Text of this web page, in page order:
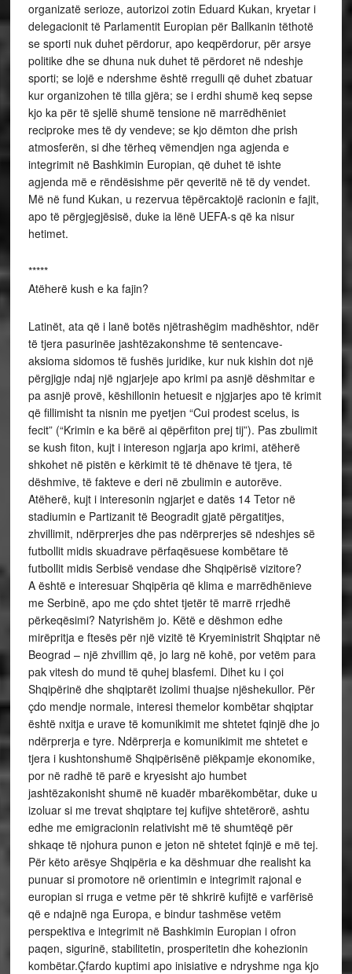
organizatë serioze, autorizoi zotin Eduard Kukan, kryetar i
delegacionit të Parlamentit Europian për Ballkanin tëthotë
se sporti nuk duhet përdorur, apo keqpërdorur, për arsye
politike dhe se dhuna nuk duhet të përdoret në ndeshje
sporti; se lojë e ndershme është rregulli që duhet zbatuar
kur organizohen të tilla gjëra; se i erdhi shumë keq sepse
kjo ka për të sjellë shumë tensione në marrëdhëniet
reciproke mes të dy vendeve; se kjo dëmton dhe prish
atmosferën, si dhe tërheq vëmendjen nga agjenda e
integrimit në Bashkimin Europian, që duhet të ishte
agjenda më e rëndësishme për qeveritë në të dy vendet.
Më në fund Kukan, u rezervua tëpërcaktojë racionin e fajit,
apo të përgjegjësisë, duke ia lënë UEFA-s që ka nisur
hetimet.
*****
Atëherë kush e ka fajin?
Latinët, ata që i lanë botës njëtrashëgim madhështor, ndër
të tjera pasurinëe jashtëzakonshme të sentencave-
aksioma sidomos të fushës juridike, kur nuk kishin dot një
përgjigje ndaj një ngjarjeje apo krimi pa asnjë dëshmitar e
pa asnjë provë, këshillonin hetuesit e njgjarjes apo të krimit
që fillimisht ta nisnin me pyetjen “Cui prodest scelus, is
fecit” (“Krimin e ka bërë ai qëpërfiton prej tij”). Pas zbulimit
se kush fiton, kujt i intereson ngjarja apo krimi, atëherë
shkohet në pistën e kërkimit të të dhënave të tjera, të
dëshmive, të fakteve e deri në zbulimin e autorëve.
Atëherë, kujt i interesonin ngjarjet e datës 14 Tetor në
stadiumin e Partizanit të Beogradit gjatë përgatitjes,
zhvillimit, ndërprerjes dhe pas ndërprerjes së ndeshjes së
futbollit midis skuadrave përfaqësuese kombëtare të
futbollit midis Serbisë vendase dhe Shqipërisë vizitore?
A është e interesuar Shqipëria që klima e marrëdhënieve
me Serbinë, apo me çdo shtet tjetër të marrë rrjedhë
përkeqësimi? Natyrishëm jo. Këtë e dëshmon edhe
mirëpritja e ftesës për një vizitë të Kryeministrit Shqiptar në
Beograd – një zhvillim që, jo larg në kohë, por vetëm para
pak vitesh do mund të quhej blasfemi. Dihet ku i çoi
Shqipërinë dhe shqiptarët izolimi thuajse njëshekullor. Për
çdo mendje normale, interesi themelor kombëtar shqiptar
është nxitja e urave të komunikimit me shtetet fqinjë dhe jo
ndërprerja e tyre. Ndërprerja e komunikimit me shtetet e
tjera i kushtonshumë Shqipërisënë piëkpamje ekonomike,
por në radhë të parë e kryesisht ajo humbet
jashtëzakonisht shumë në kuadër mbarëkombëtar, duke u
izoluar si me trevat shqiptare tej kufijve shtetërorë, ashtu
edhe me emigracionin relativisht më të shumtëqë për
shkaqe të njohura punon e jeton në shtetet fqinjë e më tej.
Për këto arësye Shqipëria e ka dëshmuar dhe realisht ka
punuar si promotore në orientimin e integrimit rajonal e
europian si rruga e vetme për të shkrirë kufijtë e varfërisë
që e ndajnë nga Europa, e bindur tashmëse vetëm
perspektiva e integrimit në Bashkimin Europian i ofron
paqen, sigurinë, stabilitetin, prosperitetin dhe kohezionin
kombëtar.Çfardo kuptimi apo inisiative e ndryshme nga kjo